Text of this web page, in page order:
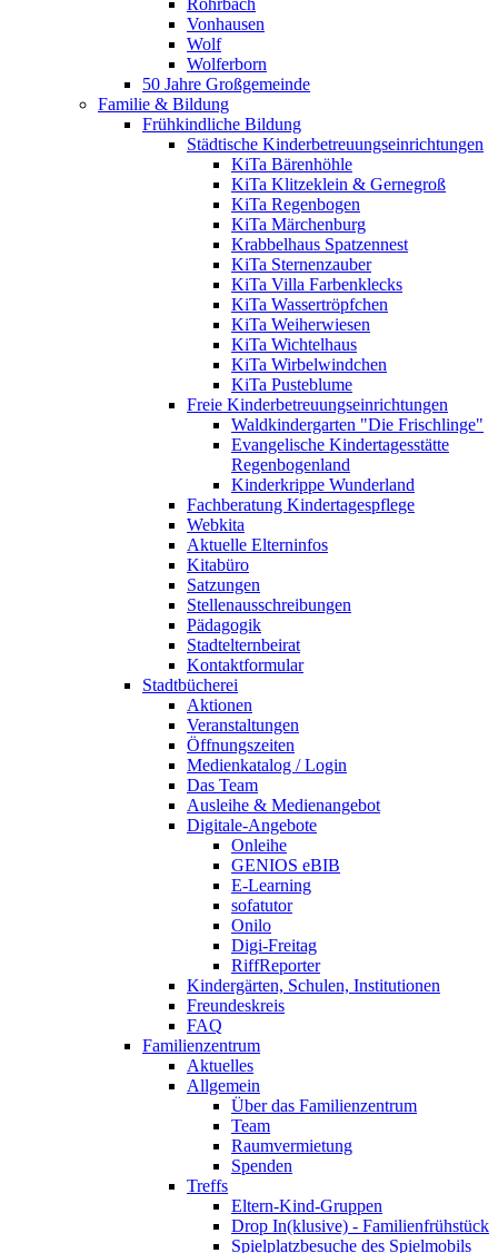
Rohrbach
Vonhausen
Wolf
Wolferborn
50 Jahre Großgemeinde
Familie & Bildung
Frühkindliche Bildung
Städtische Kinderbetreuungseinrichtungen
KiTa Bärenhöhle
KiTa Klitzeklein & Gernegroß
KiTa Regenbogen
KiTa Märchenburg
Krabbelhaus Spatzennest
KiTa Sternenzauber
KiTa Villa Farbenklecks
KiTa Wassertröpfchen
KiTa Weiherwiesen
KiTa Wichtelhaus
KiTa Wirbelwindchen
KiTa Pusteblume
Freie Kinderbetreuungseinrichtungen
Waldkindergarten "Die Frischlinge"
Evangelische Kindertagesstätte
Regenbogenland
Kinderkrippe Wunderland
Fachberatung Kindertagespflege
Webkita
Aktuelle Elterninfos
Kitabüro
Satzungen
Stellenausschreibungen
Pädagogik
Stadtelternbeirat
Kontaktformular
Stadtbücherei
Aktionen
Veranstaltungen
Öffnungszeiten
Medienkatalog / Login
Das Team
Ausleihe & Medienangebot
Digitale-Angebote
Onleihe
GENIOS eBIB
E-Learning
sofatutor
Onilo
Digi-Freitag
RiffReporter
Kindergärten, Schulen, Institutionen
Freundeskreis
FAQ
Familienzentrum
Aktuelles
Allgemein
Über das Familienzentrum
Team
Raumvermietung
Spenden
Treffs
Eltern-Kind-Gruppen
Drop In(klusive) - Familienfrühstück
Spielplatzbesuche des Spielmobils